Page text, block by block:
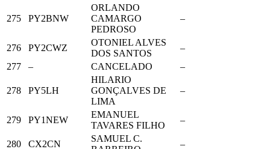
275 PY2BNW
ORLANDO
CAMARGO
PEDROSO
–
276 PY2CWZ
OTONIEL ALVES
DOS SANTOS
–
277
– CANCELADO –
278 PY5LH
HILARIO
GONÇALVES DE
LIMA
–
279 PY1NEW
EMANUEL
TAVARES FILHO
–
280 CX2CN
SAMUEL C.
–